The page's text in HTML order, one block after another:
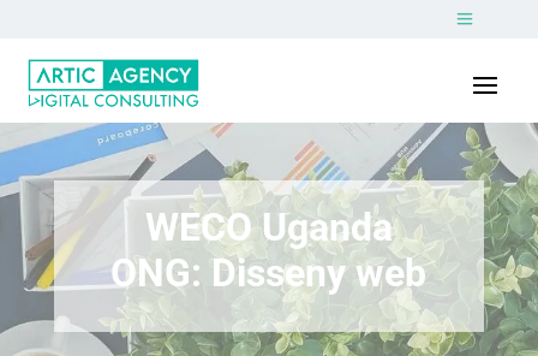
WECO Uganda
ONG: Disseny web